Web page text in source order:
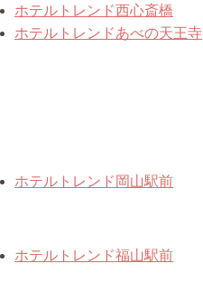
ホテルトレンド西心斎橋
ホテルトレンドあべの天王寺
ホテルトレンド岡山駅前
ホテルトレンド福山駅前